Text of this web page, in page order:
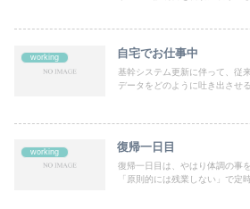
working 自宅でお仕事中
基幹システム更新に伴って、従
データをどのように吐き出させ
working 復帰一日目
復帰一日目は、やはり体調の事
「原則的には残業しない」で定